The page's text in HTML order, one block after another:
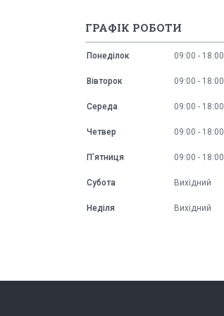
ГРАФІК РОБОТИ
Понеділок 09:00 18:00
Вівторок 09:00 18:00
Середа 09:00 18:00
Четвер 09:00 18:00
Пʼятниця 09:00 18:00
Субота Вихідний
Неділя Вихідний